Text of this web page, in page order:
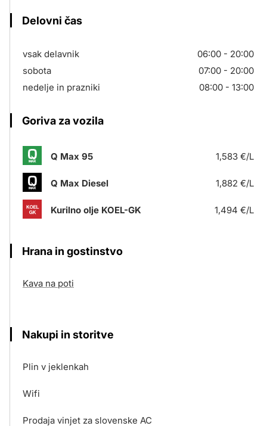
Delovni čas
vsak delavnik
06:00 - 20:00
sobota
07:00 - 20:00
nedelje in prazniki
08:00 - 13:00
Goriva za vozila
Q Max 95 1,583 €/L
Q Max Diesel 1,882 €/L
Kurilno olje KOEL-GK 1,494 €/L
Hrana in gostinstvo
Kava na poti
Nakupi in storitve
Plin v jeklenkah
Wifi
Prodaja vinjet za slovenske AC